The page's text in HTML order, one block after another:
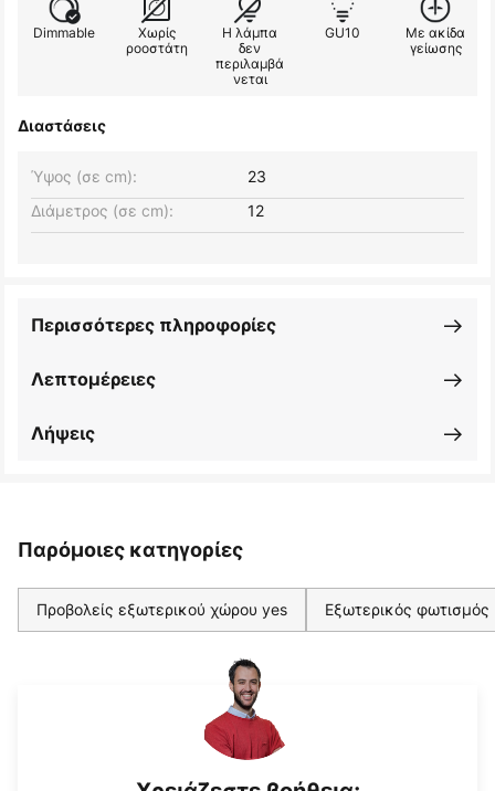
Dimmable
Χωρίς
ροοστάτη
Η λάμπα
δεν
περιλαμβά
νεται
GU10
Με ακίδα
γείωσης
Διαστάσεις
Ύψος (σε cm):
23
Διάμετρος (σε cm):
12
Λεπτομέρειες
Περισσότερες πληροφορίες
Λήψεις
Παρόμοιες κατηγορίες
Προβολείς εξωτερικού χώρου yes Εξωτερικός